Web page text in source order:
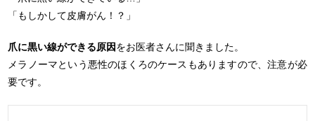
「もしかして皮膚がん！？」
爪に黒い線ができる原因をお医者さんに聞きました。
メラノーマという悪性のほくろのケースもありますので、注意が必
要です。